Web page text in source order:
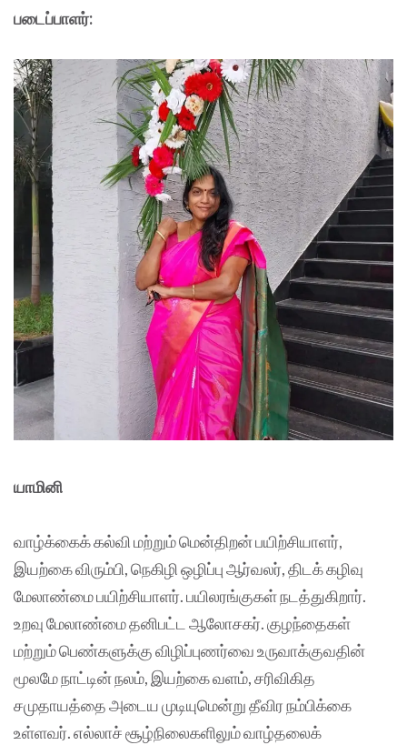
படைப்பாளர்:
யாமினி
வாழ்க்கைக் கல்வி மற்றும் மென்திறன் பயிற்சியாளர்,
இயற்கை விரும்பி, நெகிழி ஒழிப்பு ஆர்வலர், திடக் கழிவு
மேலாண்மை பயிற்சியாளர். பயிலரங்குகள் நடத்துகிறார்.
உறவு மேலாண்மை தனிபட்ட ஆலோசகர். குழந்தைகள்
மற்றும் பெண்களுக்கு விழிப்புணர்வை உருவாக்குவதின்
மூலமே நாட்டின் நலம், இயற்கை வளம், சரிவிகித
சமுதாயத்தை அடைய முடியுமென்று தீவிர நம்பிக்கை
உள்ளவர். எல்லாச் சூழ்நிலைகளிலும் வாழ்தலைக்